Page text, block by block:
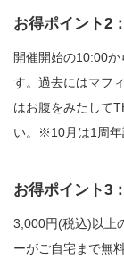
お得ポイント2
開催開始の10:00
す。過去にはマフ
はお腹をみたして
い。※10月は1周年
お得ポイント3
3,000円(税込)以上
ーがご自宅まで無